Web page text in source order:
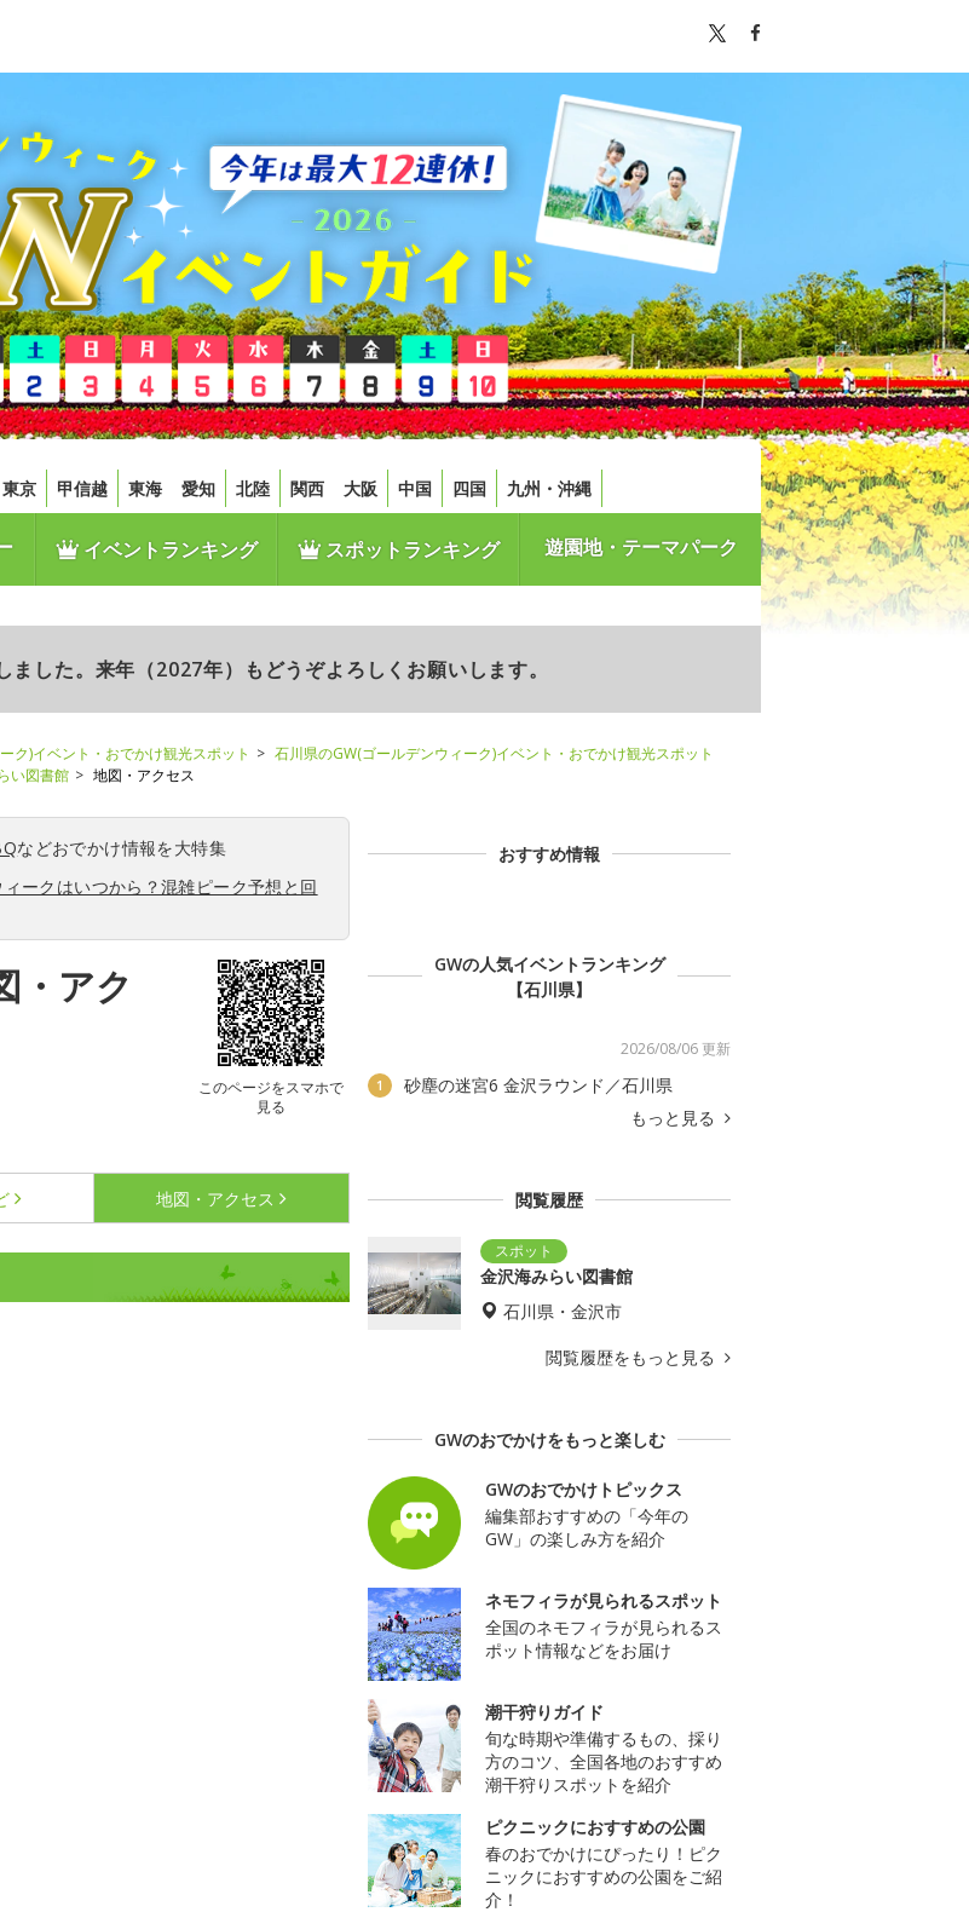
東京 甲信越 東海 愛知 北陸 関西 大阪 中国 四国 九州・沖縄
イベントランキング スポットランキング 遊園地・テーマパーク
した。来年（2027年）もどうぞよろしくお願いします。
ク)イベント・おでかけ観光スポット
石川県のGW(ゴールデンウィーク)イベント・おでかけ観光スポット
い図書館 地図・アクセス
などおでかけ情報を大特集
ークはいつから？混雑ピーク予想と回
・アク
このページをスマホで
見る
地図・アクセス
おすすめ情報
GWの人気イベントランキング
【石川県】
2026/08/06 更新
1
砂塵の迷宮6 金沢ラウンド／石川県
もっと見る
閲覧履歴
金沢海みらい図書館
石川県・金沢市
閲覧履歴をもっと見る
GWのおでかけをもっと楽しむ
GWのおでかけトピックス
編集部おすすめの「今年の
GW」の楽しみ方を紹介
ネモフィラが見られるスポット
全国のネモフィラが見られるス
ポット情報などをお届け
潮干狩りガイド
旬な時期や準備するもの、採り
方のコツ、全国各地のおすすめ
潮干狩りスポットを紹介
ピクニックにおすすめの公園
春のおでかけにぴったり！ピク
ニックにおすすめの公園をご紹
介！